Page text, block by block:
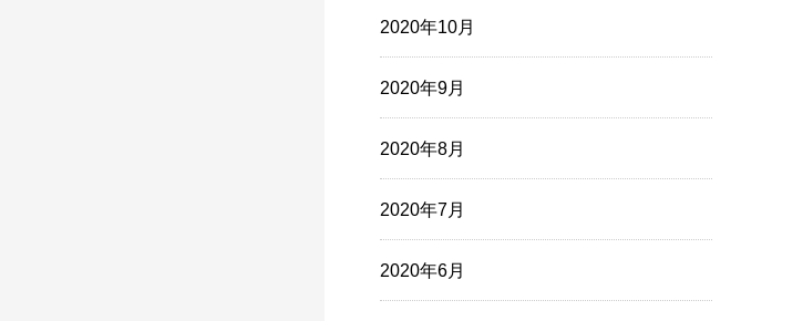
2020年10月
2020年9月
2020年8月
2020年7月
2020年6月